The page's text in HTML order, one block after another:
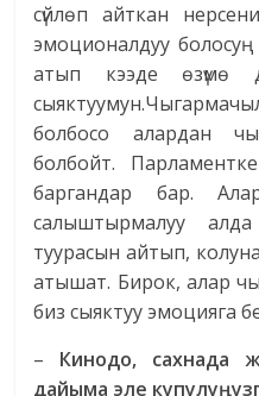
сүйлөп айткан
эмоционалдуу
атып кээде өзүмө
болбосо алардан
болбойт.
баргандар бар.
салыштырмалуу
туурасын айтып,
атышат. Бирок, алар
биз сыяктуу эмоцияга
– Кинодо, сахнада
дайыма эле